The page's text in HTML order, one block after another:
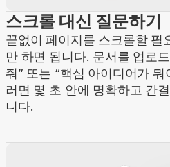
스크롤 대신 질문하기
끝없이 페이지를 스크롤할 필
만 하면 됩니다. 문서를 업로
줘” 또는 “핵심 아이디어가
러면 몇 초 안에 명확하고 간
니다.